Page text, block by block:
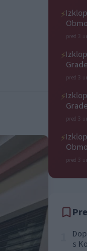
⚡
pred 3
⚡
pred 3
⚡
pred 3
⚡
pred 3
s